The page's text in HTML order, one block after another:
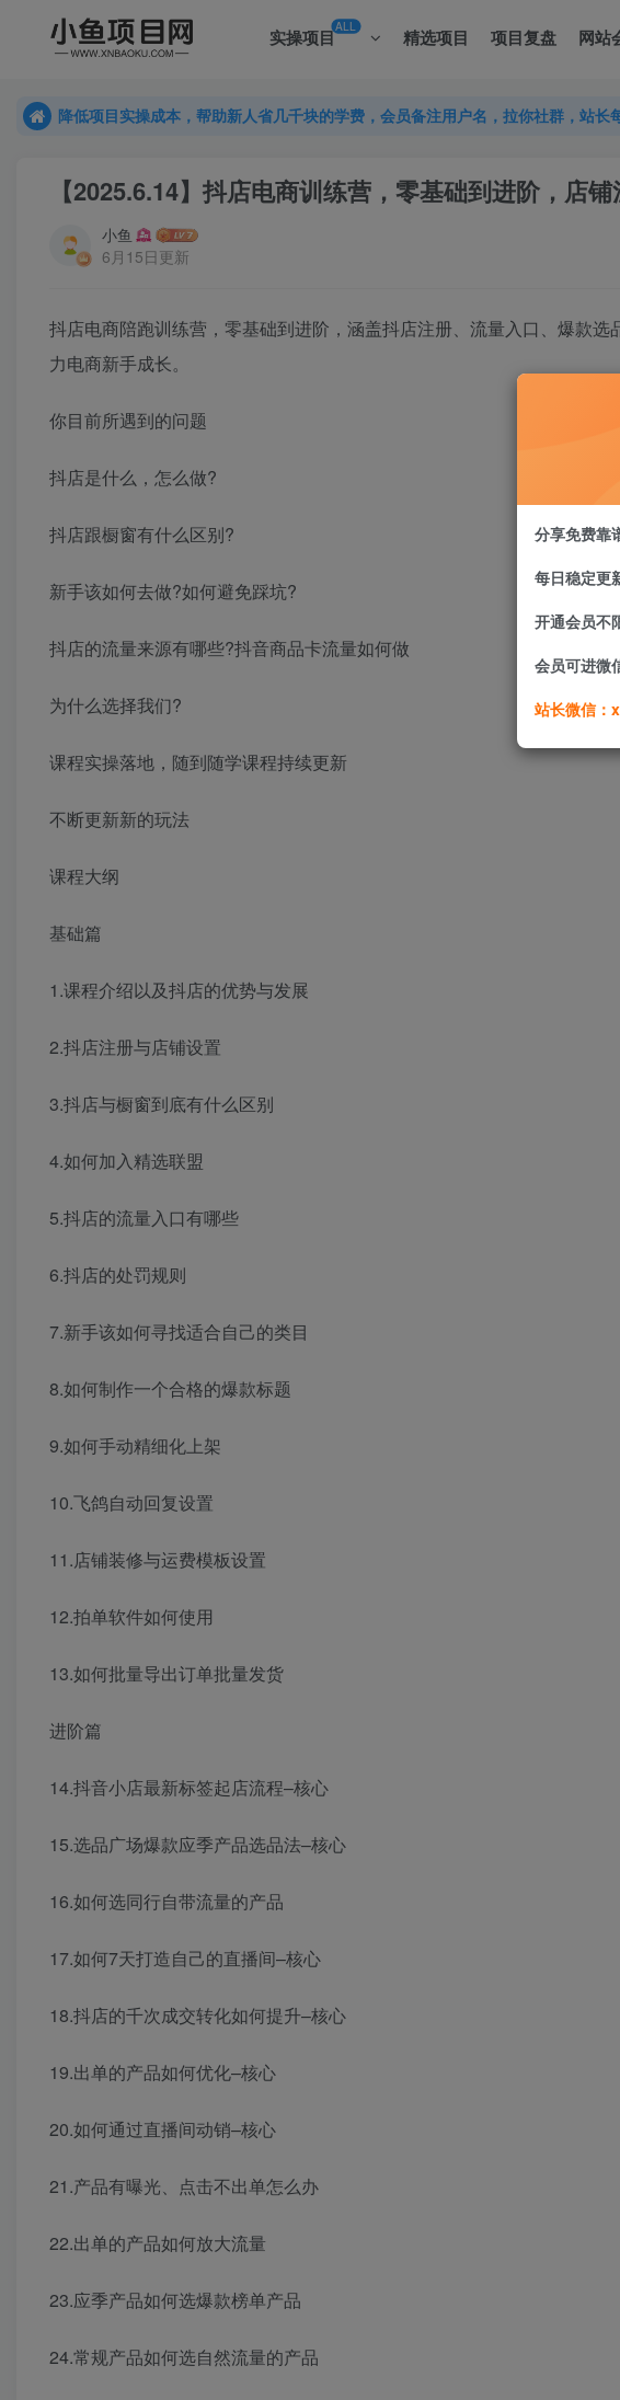
实操项目ALL 精选项目 项目复盘 网站
降低项目实操成本，帮助新人省几千块的学费，会员备注用户名，拉你社群，站长
降低项目实操成本，帮助新人省几千块的学费，会员备注用户名，拉你社群，站长
【2025.6.14】抖店电商训练营，零基础到进阶，店
小鱼
6月15日更新
抖店电商陪跑训练营，零基础到进阶，涵盖抖店注册、流量入口、爆款
力电商新手成长。
你目前所遇到的问题
抖店是什么，怎么做?
抖店跟橱窗有什么区别?
新手该如何去做?如何避免踩坑?
抖店的流量来源有哪些?抖音商品卡流量如何做
为什么选择我们?
课程实操落地，随到随学课程持续更新
不断更新新的玩法
课程大纲
基础篇
1.课程介绍以及抖店的优势与发展
2.抖店注册与店铺设置
3.抖店与橱窗到底有什么区别
4.如何加入精选联盟
5.抖店的流量入口有哪些
6.抖店的处罚规则
7.新手该如何寻找适合自己的类目
8.如何制作一个合格的爆款标题
9.如何手动精细化上架
10.飞鸽自动回复设置
11.店铺装修与运费模板设置
12.拍单软件如何使用
13.如何批量导出订单批量发货
进阶篇
14.抖音小店最新标签起店流程–核心
15.选品广场爆款应季产品选品法–核心
16.如何选同行自带流量的产品
17.如何7天打造自己的直播间–核心
18.抖店的千次成交转化如何提升–核心
19.出单的产品如何优化–核心
20.如何通过直播间动销–核心
21.产品有曝光、点击不出单怎么办
22.出单的产品如何放大流量
23.应季产品如何选爆款榜单产品
24.常规产品如何选自然流量的产品
分享免费靠
每日稳定更
开通会员不
会员可进微
站长微信：